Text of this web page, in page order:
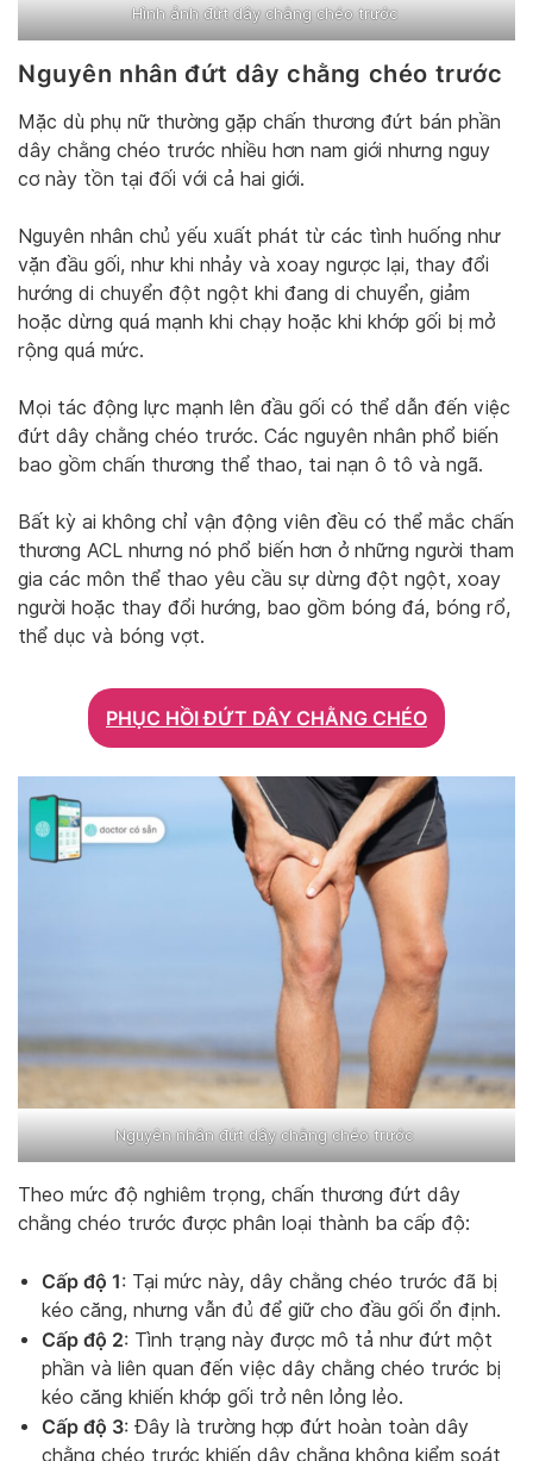
Hình ảnh đứt dây chằng chéo trước
Nguyên nhân đứt dây chằng chéo trước
Mặc dù phụ nữ thường gặp chấn thương đứt bán phần
dây chằng chéo trước nhiều hơn nam giới nhưng nguy
cơ này tồn tại đối với cả hai giới.
Nguyên nhân chủ yếu xuất phát từ các tình huống như
vặn đầu gối, như khi nhảy và xoay ngược lại, thay đổi
hướng di chuyển đột ngột khi đang di chuyển, giảm
hoặc dừng quá mạnh khi chạy hoặc khi khớp gối bị mở
rộng quá mức.
Mọi tác động lực mạnh lên đầu gối có thể dẫn đến việc
đứt dây chằng chéo trước. Các nguyên nhân phổ biến
bao gồm chấn thương thể thao, tai nạn ô tô và ngã.
Bất kỳ ai không chỉ vận động viên đều có thể mắc chấn
thương ACL nhưng nó phổ biến hơn ở những người tham
gia các môn thể thao yêu cầu sự dừng đột ngột, xoay
người hoặc thay đổi hướng, bao gồm bóng đá, bóng rổ,
thể dục và bóng vợt.
PHỤC HỒI ĐỨT DÂY CHẰNG CHÉO
Nguyên nhân đứt dây chằng chéo trước
Theo mức độ nghiêm trọng, chấn thương đứt dây
chằng chéo trước được phân loại thành ba cấp độ:
Cấp độ 1: Tại mức này, dây chằng chéo trước đã bị
kéo căng, nhưng vẫn đủ để giữ cho đầu gối ổn định.
Cấp độ 2: Tình trạng này được mô tả như đứt một
phần và liên quan đến việc dây chằng chéo trước bị
kéo căng khiến khớp gối trở nên lỏng lẻo.
Cấp độ 3: Đây là trường hợp đứt hoàn toàn dây
chằng chéo trước khiến dây chằng không kiểm soát